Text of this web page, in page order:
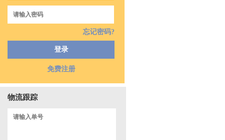
忘记密码?
免费注册
物流跟踪